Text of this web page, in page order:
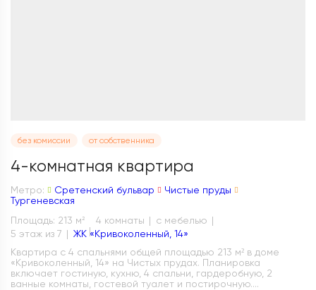
без комиссии от собственника
4-комнатная квартира
Метро: Сретенский бульвар
Чистые пруды
Тургеневская
Площадь: 213 м 2 4 комнаты
с мебелью
5 этаж из 7
ЖК «Кривоколенный, 14»
Квартира с 4 спальнями общей площадью 213 м² в доме
«Кривоколенный, 14» на Чистых прудах. Планировка
включает гостиную, кухню, 4 спальни, гардеробную, 2
ванные комнаты, гостевой туалет и постирочную....